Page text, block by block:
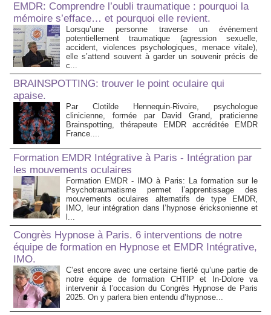
EMDR: Comprendre l’oubli traumatique : pourquoi la
mémoire s’efface… et pourquoi elle revient.
Lorsqu’une personne traverse un événement
potentiellement traumatique (agression sexuelle,
accident, violences psychologiques, menace vitale),
elle s’attend souvent à garder un souvenir précis de
c...
BRAINSPOTTING: trouver le point oculaire qui
apaise.
Par Clotilde Hennequin-Rivoire, psychologue
clinicienne, formée par David Grand, praticienne
Brainspotting, thérapeute EMDR accréditée EMDR
France....
Formation EMDR Intégrative à Paris - Intégration par
les mouvements oculaires
Formation EMDR - IMO à Paris: La formation sur le
Psychotraumatisme permet l’apprentissage des
mouvements oculaires alternatifs de type EMDR,
IMO, leur intégration dans l’hypnose éricksonienne et
l...
Congrès Hypnose à Paris. 6 interventions de notre
équipe de formation en Hypnose et EMDR Intégrative,
IMO.
C’est encore avec une certaine fierté qu’une partie de
notre équipe de formation CHTIP et In-Dolore va
intervenir à l’occasion du Congrès Hypnose de Paris
2025. On y parlera bien entendu d’hypnose...